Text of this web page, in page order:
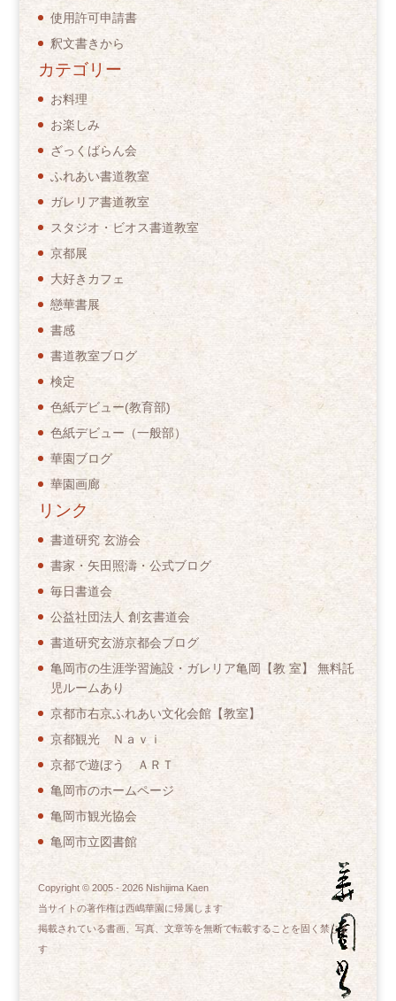
使用許可申請書
釈文書きから
カテゴリー
お料理
お楽しみ
ざっくばらん会
ふれあい書道教室
ガレリア書道教室
スタジオ・ビオス書道教室
京都展
大好きカフェ
戀華書展
書感
書道教室ブログ
検定
色紙デビュー(教育部)
色紙デビュー（一般部）
華園ブログ
華園画廊
リンク
書道研究 玄游会
書家・矢田照濤・公式ブログ
毎日書道会
公益社団法人 創玄書道会
書道研究玄游京都会ブログ
亀岡市の生涯学習施設・ガレリア亀岡【教 室】 無料託
児ルームあり
京都市右京ふれあい文化会館【教室】
京都観光 Ｎａｖｉ
京都で遊ぼう ＡＲＴ
亀岡市のホームページ
亀岡市観光協会
亀岡市立図書館
Copyright © 2005 - 2026Nishijima Kaen
当サイトの著作権は西嶋華園に帰属します
掲載されている書画、写真、文章等を無断で転載することを固く禁じま
す